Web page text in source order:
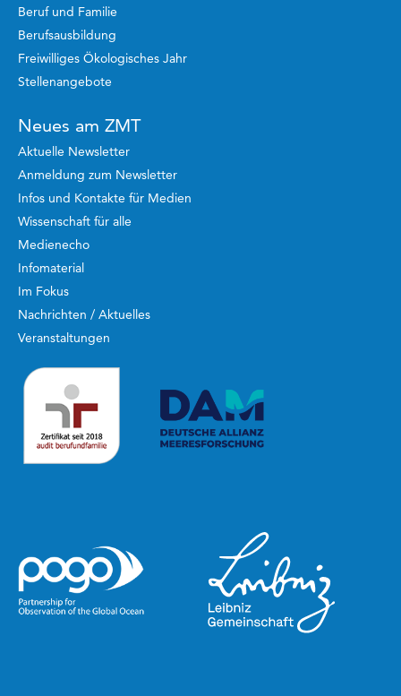
Beruf und Familie
Berufsausbildung
Freiwilliges Ökologisches Jahr
Stellenangebote
Neues am ZMT
Aktuelle Newsletter
Anmeldung zum Newsletter
Infos und Kontakte für Medien
Wissenschaft für alle
Medienecho
Infomaterial
Im Fokus
Nachrichten / Aktuelles
Veranstaltungen